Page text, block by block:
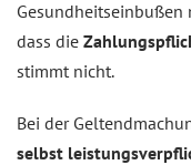
dass die
stimmt nicht.
Bei der
selbst